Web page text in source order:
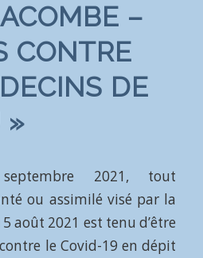
–
CONTRE
DE
»
2021, tout
ou assimilé visé par la
août 2021 est tenu d’être
le Covid-19 en dépit